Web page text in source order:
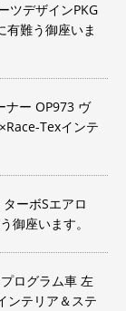
ツデザインPKG
有難う御座いま
ナー OP973 ヴ
Texインテ
ーボSエアロ
御座います。
ログラム車 左
ンテリア＆ステ